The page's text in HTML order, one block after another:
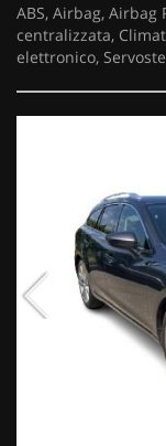
ABS, Airbag, Airbag
centralizzata,
elettronico,